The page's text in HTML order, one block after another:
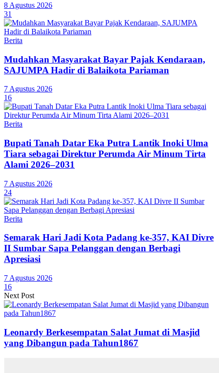
8 Agustus 2026
31
Berita
Mudahkan Masyarakat Bayar Pajak Kendaraan,
SAJUMPA Hadir di Balaikota Pariaman
7 Agustus 2026
16
Berita
Bupati Tanah Datar Eka Putra Lantik Inoki Ulma
Tiara sebagai Direktur Perumda Air Minum Tirta
Alami 2026–2031
7 Agustus 2026
24
Berita
Semarak Hari Jadi Kota Padang ke-357, KAI Divre
II Sumbar Sapa Pelanggan dengan Berbagi
Apresiasi
7 Agustus 2026
16
Next Post
Leonardy Berkesempatan Salat Jumat di Masjid
yang Dibangun pada Tahun1867